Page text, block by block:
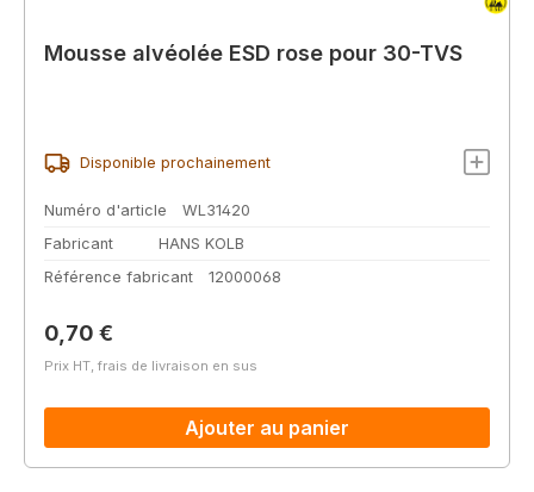
Mousse alvéolée ESD rose pour 30-TVS
Disponible prochainement
Numéro d'article
WL31420
Fabricant
HANS KOLB
Référence fabricant
12000068
Prix régulier :
0,70 €
Prix HT, frais de livraison en sus
Ajouter au panier